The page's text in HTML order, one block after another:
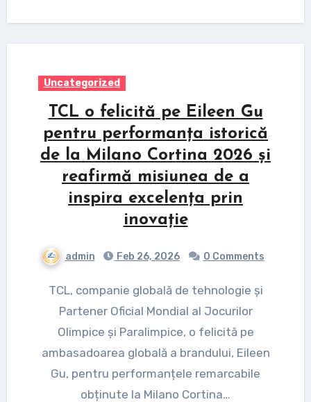
Uncategorized
TCL o felicită pe Eileen Gu
pentru performanța istorică
de la Milano Cortina 2026 și
reafirmă misiunea de a
inspira excelența prin
inovație
admin Feb 26, 2026 0 Comments
TCL, companie globală de tehnologie și
Partener Oficial Mondial al Jocurilor
Olimpice și Paralimpice, o felicită pe
ambasadoarea globală a brandului, Eileen
Gu, pentru performanțele remarcabile
obținute la Milano Cortina…